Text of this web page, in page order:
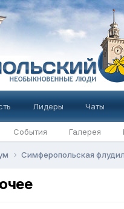
События Галерея
Лидеры Чаты
Симферопольская